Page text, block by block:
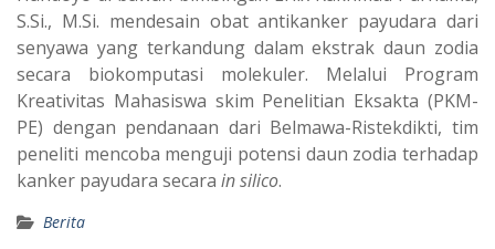
S.Si., M.Si. mendesain obat antikanker payudara dari
senyawa yang terkandung dalam ekstrak daun zodia
secara biokomputasi molekuler. Melalui Program
Kreativitas Mahasiswa skim Penelitian Eksakta (PKM-
PE) dengan pendanaan dari Belmawa-Ristekdikti, tim
peneliti mencoba menguji potensi daun zodia terhadap
kanker payudara secara in silico.
Berita